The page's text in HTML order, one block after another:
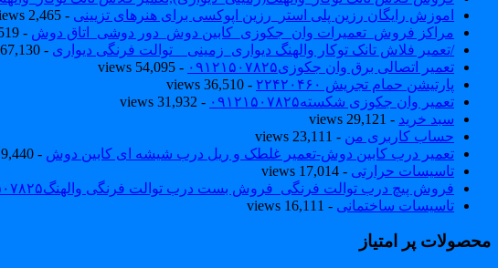
اموزش رایگان رزین پلی استر_رزین اپوکسی برای هنرهای تزیینی - 2,465 views
مراکز فروش_تعمیرات وان_جکوزی_کابین دوش_دور دوشی_اتاق دوش - 4,519 views
/تعمیر فلاش تانک توکار والهنگ دیواری_زمینی _ توالت فرنگی دیواری - 67,130 views
تعمیر اتصالی برق وان جکوزی۰۹۱۲۱۵۰۷۸۲۵
- 54,095 views
پارتیشن حمام تجریش ۲۲۴۲۰۴۶۰
- 36,510 views
تعمیر وان جکوزی شکسته۰۹۱۲۱۵۰۷۸۲۵
- 31,932 views
سبد خرید - 29,121 views
حساب کاربری من - 23,111 views
تعمیر درب کابین دوش-تعمیر غلطک و ریل درب شیشه ای کابین دوش - 19,440 views
تاسیسات حرارتی - 17,014 views
فروش پیچ درب توالت فرنگی_فروش بست درب توالت فرنگی والهنگ۰۹۱۲۱۵۰۷۸۲۵
تاسیسات ساختمانی - 16,111 views
محصولات پر امتیاز